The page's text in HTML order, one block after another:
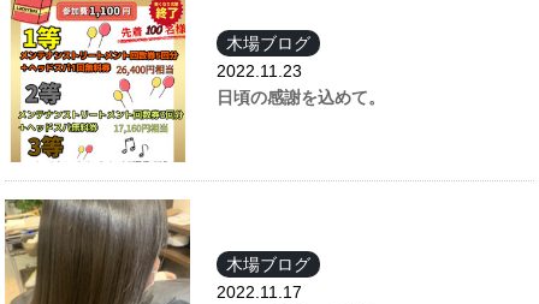
木場ブログ
2022.11.23
日頃の感謝を込めて。
木場ブログ
2022.11.17